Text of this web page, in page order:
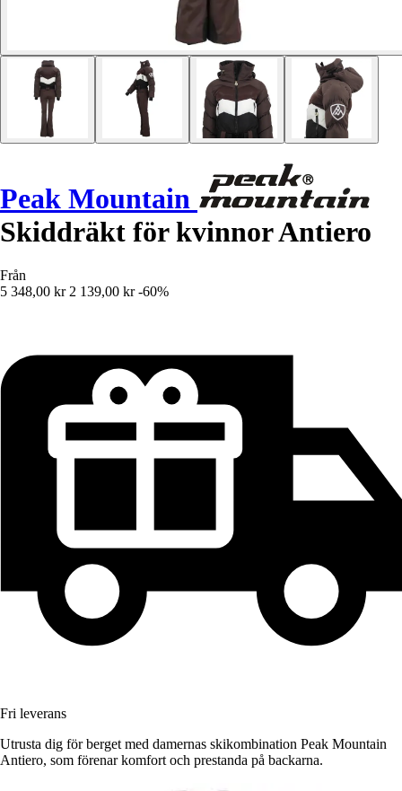
Peak Mountain
Skiddräkt för kvinnor Antiero
Från
5 348,00 kr 2 139,00 kr -60%
Fri leverans
Utrusta dig för berget med damernas skikombination Peak Mountain
Antiero, som förenar komfort och prestanda på backarna.